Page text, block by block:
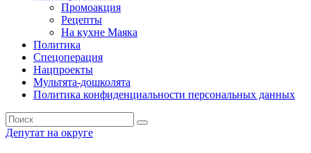
Промоакция
Рецепты
На кухне Маяка
Политика
Спецоперация
Нацпроекты
Мультята-дошколята
Политика конфиденциальности персональных данных
Депутат на округе